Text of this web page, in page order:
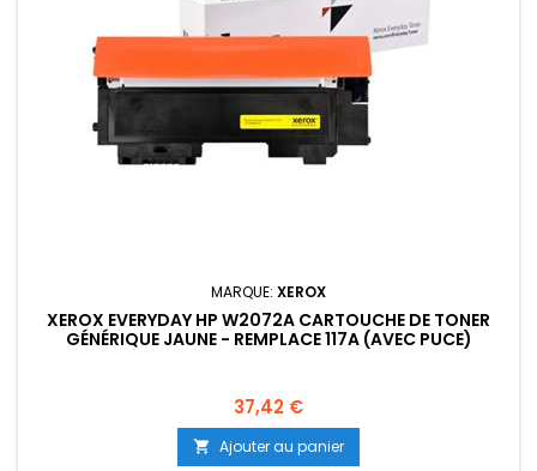
MARQUE: XEROX
XEROX EVERYDAY HP W2072A CARTOUCHE DE TONER
GÉNÉRIQUE JAUNE - REMPLACE 117A (AVEC PUCE)
Prix
37,42 €
 Ajouter au panier